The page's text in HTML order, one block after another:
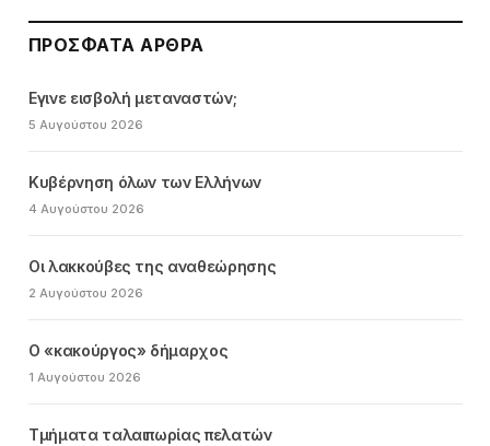
ΠΡΌΣΦΑΤΑ ΆΡΘΡΑ
Εγινε εισβολή μεταναστών;
5 Αυγούστου 2026
Κυβέρνηση όλων των Ελλήνων
4 Αυγούστου 2026
Οι λακκούβες της αναθεώρησης
2 Αυγούστου 2026
Ο «κακούργος» δήμαρχος
1 Αυγούστου 2026
Τμήματα ταλαιπωρίας πελατών